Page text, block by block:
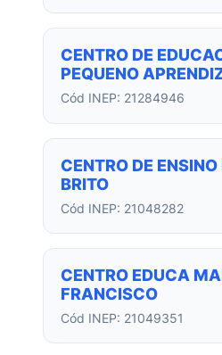
CENTRO DE
PEQUENO
Cód INEP: 21284946
CENTRO DE
BRITO
Cód INEP: 21048282
CENTRO EDUCA
FRANCISCO
Cód INEP: 21049351